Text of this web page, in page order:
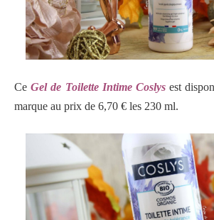
CeGel de Toilette Intime Coslysest
marque au prix de 6,70 € les 230 ml.